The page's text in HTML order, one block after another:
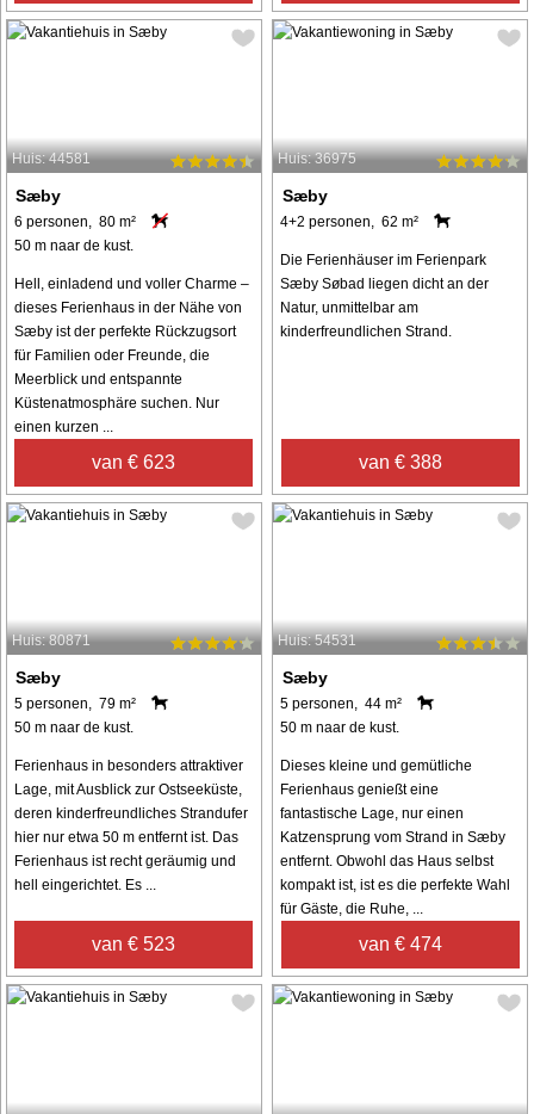
Huis: 44581
Sæby
6 personen, 80 m²
50 m naar de kust.
Hell, einladend und voller Charme –
dieses Ferienhaus in der Nähe von
Sæby ist der perfekte Rückzugsort
für Familien oder Freunde, die
Meerblick und entspannte
Küstenatmosphäre suchen. Nur
einen kurzen ...
van € 623
Huis: 36975
Sæby
4+2 personen, 62 m²
Die Ferienhäuser im Ferienpark
Sæby Søbad liegen dicht an der
Natur, unmittelbar am
kinderfreundlichen Strand.
van € 388
Huis: 80871
Sæby
5 personen, 79 m²
50 m naar de kust.
Ferienhaus in besonders attraktiver
Lage, mit Ausblick zur Ostseeküste,
deren kinderfreundliches Strandufer
hier nur etwa 50 m entfernt ist. Das
Ferienhaus ist recht geräumig und
hell eingerichtet. Es ...
van € 523
Huis: 54531
Sæby
5 personen, 44 m²
50 m naar de kust.
Dieses kleine und gemütliche
Ferienhaus genießt eine
fantastische Lage, nur einen
Katzensprung vom Strand in Sæby
entfernt. Obwohl das Haus selbst
kompakt ist, ist es die perfekte Wahl
für Gäste, die Ruhe, ...
van € 474